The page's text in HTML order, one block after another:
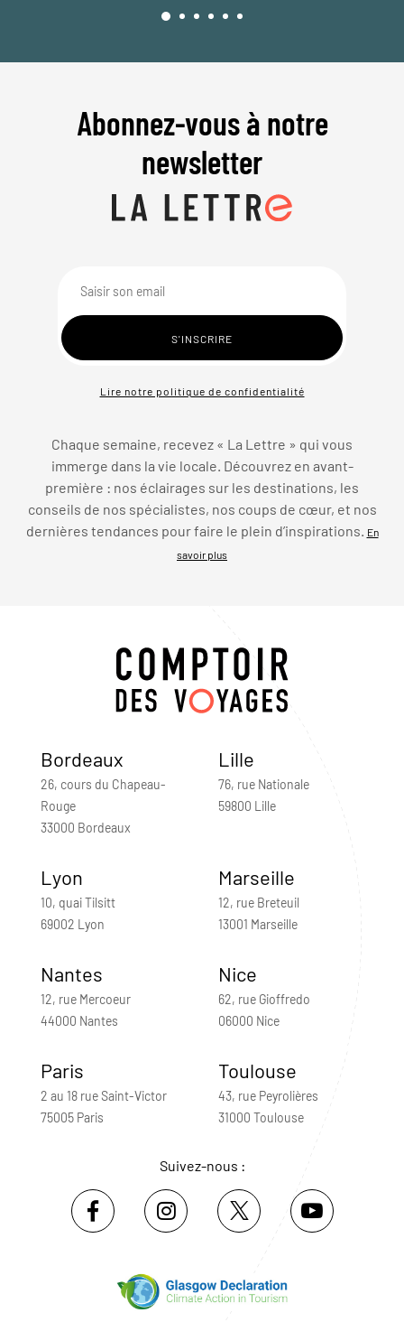
Abonnez-vous à notre
newsletter
Lire notre politique de confidentialité
Chaque semaine, recevez « La Lettre » qui vous
immerge dans la vie locale. Découvrez en avant-
première : nos éclairages sur les destinations, les
conseils de nos spécialistes, nos coups de cœur, et nos
dernières tendances pour faire le plein d’inspirations. En
savoir plus
Bordeaux
26, cours du Chapeau-
Rouge
33000 Bordeaux
Lille
76, rue Nationale
59800 Lille
Lyon
10, quai Tilsitt
69002 Lyon
Marseille
12, rue Breteuil
13001 Marseille
Nantes
12, rue Mercoeur
44000 Nantes
Nice
62, rue Gioffredo
06000 Nice
Paris
2 au 18 rue Saint-Victor
75005 Paris
Toulouse
43, rue Peyrolières
31000 Toulouse
Suivez-nous :